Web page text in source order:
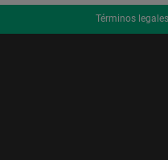
Términos